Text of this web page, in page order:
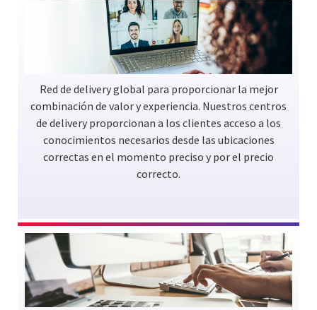
Red de delivery global para proporcionar la mejor
combinación de valor y experiencia. Nuestros centros
de delivery proporcionan a los clientes acceso a los
conocimientos necesarios desde las ubicaciones
correctas en el momento preciso y por el precio
correcto.